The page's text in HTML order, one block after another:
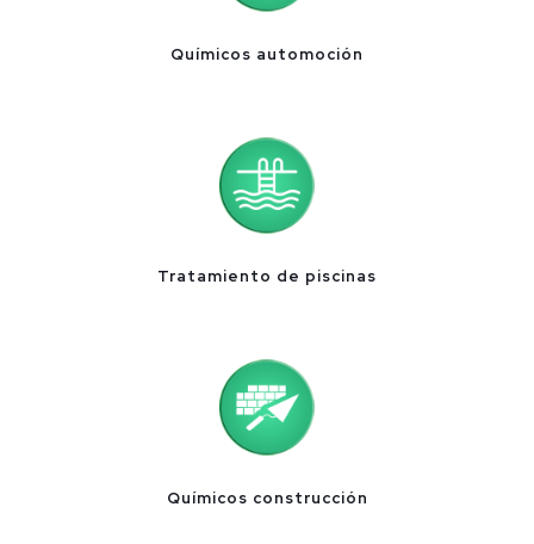
Químicos automoción
Tratamiento de piscinas
Químicos construcción